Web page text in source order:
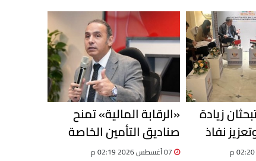
زيادة
نفاذ
إلى
«الرقابة المالية» تمنح
صناديق التأمين الخاصة
مهلة إضافية لتوفيق
07 أغسطس 2026 02:19 م